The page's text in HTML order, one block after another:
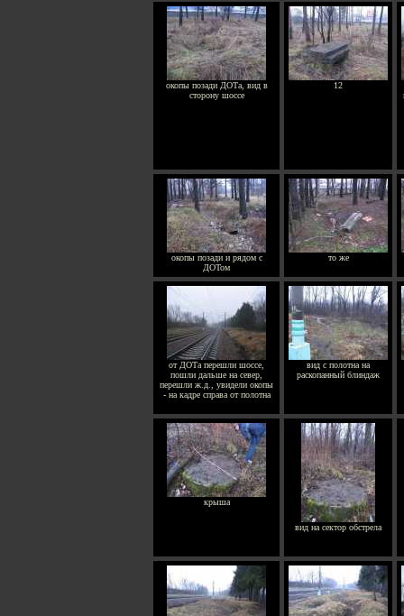
окопы позади ДОТа, вид в
сторону шоссе
12
окопы позади и рядом с
ДОТом
то же
от ДОТа перешли шоссе,
пошли дальше на север,
перешли ж.д., увидели окопы
- на кадре справа от полотна
вид с полотна на
раскопанный блиндаж
крыша
вид на сектор обстрела